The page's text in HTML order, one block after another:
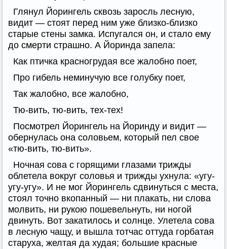
Глянул Йорингель сквозь заросль лесную,
видит — стоят перед ним уже близко-близко
старые стены замка. Испугался он, и стало ему
до смерти страшно. А Йоринда запела:
Как птичка красногрудая все жалобно поет,
Про гибель неминучую все голубку поет,
Так жалобно, все жалобно,
Тю-вить, тю-вить, тех-тех!
Посмотрел Йорингель на Йоринду и видит —
обернулась она соловьем, который пел свое
«тю-вить, тю-вить».
Ночная сова с горящими глазами трижды
облетела вокруг соловья и трижды ухнула: «угу-
угу-угу». И не мог Йорингель сдвинуться с места,
стоял точно вкопанный — ни плакать, ни слова
молвить, ни рукою пошевельнуть, ни ногой
двинуть. Вот закатилось и солнце. Улетела сова
в лесную чащу, и вышла тотчас оттуда горбатая
старуха, желтая да худая; большие красные